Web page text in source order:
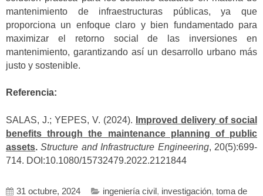
mantenimiento de infraestructuras públicas, ya que
proporciona un enfoque claro y bien fundamentado para
maximizar el retorno social de las inversiones en
mantenimiento, garantizando así un desarrollo urbano más
justo y sostenible.
Referencia:
SALAS, J.; YEPES, V. (2024).
Improved delivery of social
benefits through the maintenance planning of public
assets. Structure and Infrastructure Engineering, 20(5):699-
714. DOI:10.1080/15732479.2022.2121844
31 octubre, 2024 ingeniería civil , investigación, toma de